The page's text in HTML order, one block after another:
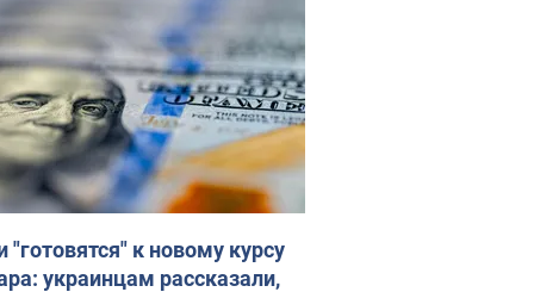
"готовятся" к новому курсу
украинцам рассказали,